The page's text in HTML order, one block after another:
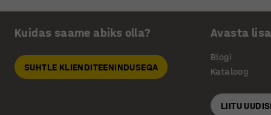
Kuidas saame abiks olla?
SUHTLE KLIENDITEENINDUSEGA
Avasta
Blogi
Kataloog
LIITU